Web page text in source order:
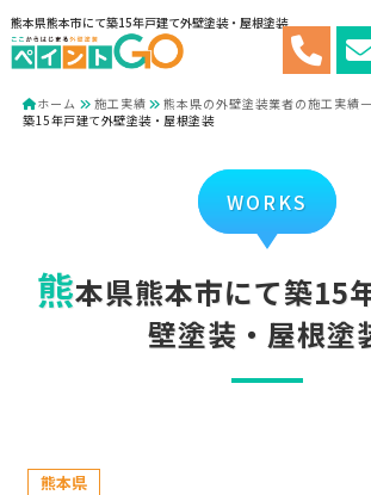
熊本県熊本市にて築15年戸建て外壁塗装・屋根塗装
ホーム 施工実績 熊本県の外壁塗装業者の施工実績
築15年戸建て外壁塗装・屋根塗装
WORKS
熊本県熊本市にて築15
壁塗装・屋根塗
熊本県